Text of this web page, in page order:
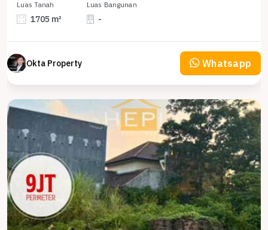
Luas Tanah
1705 m²
Luas Bangunan
-
Okta Property Whatsapp